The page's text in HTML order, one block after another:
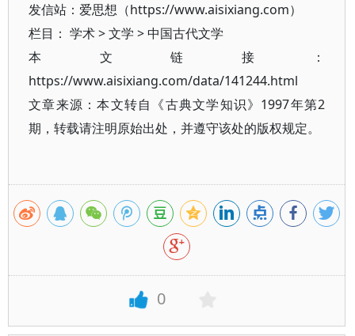
发信站：爱思想（https://www.aisixiang.com）
栏目： 学术>文学 >中国古代文学
本文链接：
https://www.aisixiang.com/data/141244.html
文章来源：本文转自《古典文学知识》1997年第2
期，转载请注明原始出处，并遵守该处的版权规定。
0